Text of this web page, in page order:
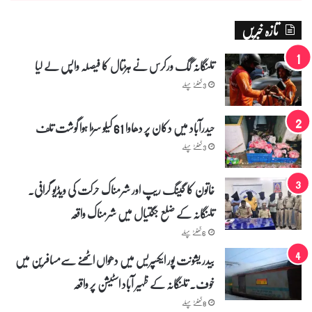
تازہ خبریں
تلنگانہ گگ ورکرس نے ہڑتال کا فیصلہ واپس لے لیا
3 گھنٹے پہلے
حیدرآباد میں دکان پر دھاوا 61 کیلو سڑا ہوا گوشت تلف
3 گھنٹے پہلے
خاتون کا گینگ ریپ اور شرمناک حرکت کی ویڈیو گرافی۔
تلنگانہ کے ضلع جگتیال میں شرمناک واقعہ
6 گھنٹے پہلے
بیدر یشونت پور ایکسپریس میں دھواں اٹھنے سے‌مسافرین میں
خوف۔ تلنگانہ کے ظہیر آباد اسٹیشن پر واقعہ
8 گھنٹے پہلے